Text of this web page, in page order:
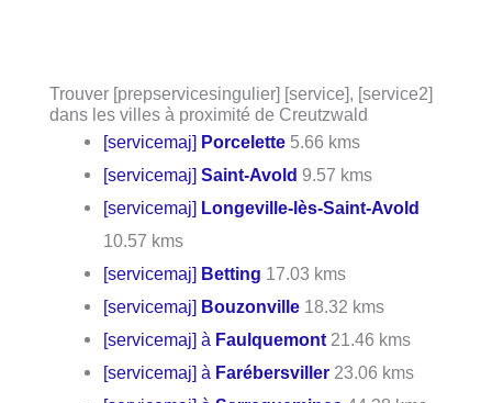
Trouver [prepservicesingulier] [service], [service2]
dans les villes à proximité de Creutzwald
[servicemaj] Porcelette 5.66 kms
[servicemaj]Saint-Avold 9.57 kms
[servicemaj] Longeville-lès-Saint-Avold
10.57 kms
[servicemaj] Betting 17.03 kms
[servicemaj] Bouzonville 18.32 kms
[servicemaj] à Faulquemont 21.46 kms
[servicemaj] à Farébersviller 23.06 kms